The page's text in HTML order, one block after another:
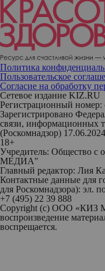
Политика
Пользовательское
Согласие на обработку
Сетевое издание KIZ.RU
Регистрационный
Зарегистрировано
связи, информационных
(Роскомнадзор) 17.06.2024
18+
Учредитель: Общество с
МЕДИА"
Главный редактор: Лия
Контактные данные для
для Роскомнадзора): эл.
+7 (495) 22 39 888
Copyright (с) ООО «КИЗ
воспроизведение
воспрещается.